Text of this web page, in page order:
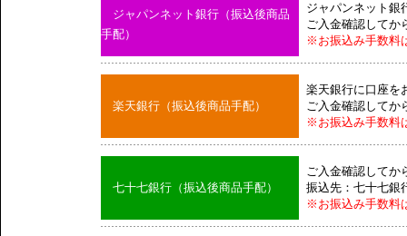
ジャパンネット銀行（振込後商品
手配）
ジャパンネット銀
ご入金確認してか
※お振込み手数料
楽天銀行（振込後商品手配）
楽天銀行に口座を
ご入金確認してか
※お振込み手数料
七十七銀行（振込後商品手配）
ご入金確認してか
振込先：七十七銀
※お振込み手数料